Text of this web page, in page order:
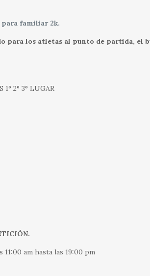
para familiar 2k.
para los atletas al punto de partida, el
1° 2° 3° LUGAR
am hasta las 19:00 pm